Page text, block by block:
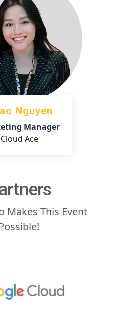
Nguyen
Manager
Cloud Ace
Makes This Event
Possible!